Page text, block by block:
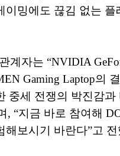
이밍에도 끊김 없는 플
계자는 “NVIDIA
Gaming Laptop의
중세 전쟁의 박진감과
, “지금 바로 참여해
해보시기 바란다”고 전